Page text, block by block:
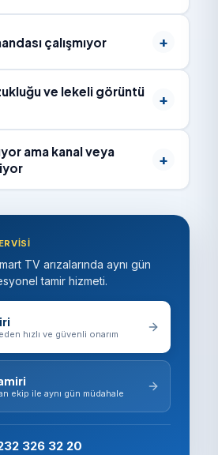
çalışmıyor
ve lekeli görüntü
ama kanal veya
TV arızalarında aynı gün
tamir hizmeti.
hızlı ve güvenli onarım
ekip ile aynı gün müdahale
326 32 20